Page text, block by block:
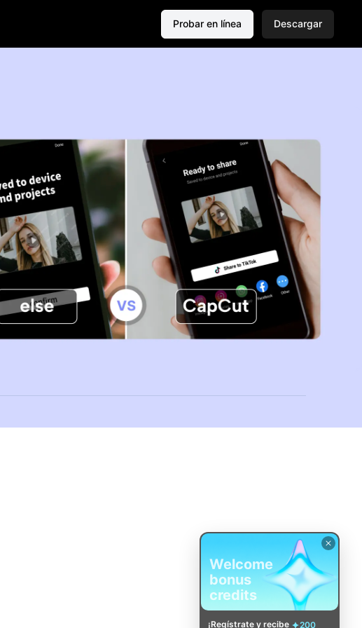
Probar en línea Descargar
Welcome
bonus
credits
¡Regístrate y recibe 200